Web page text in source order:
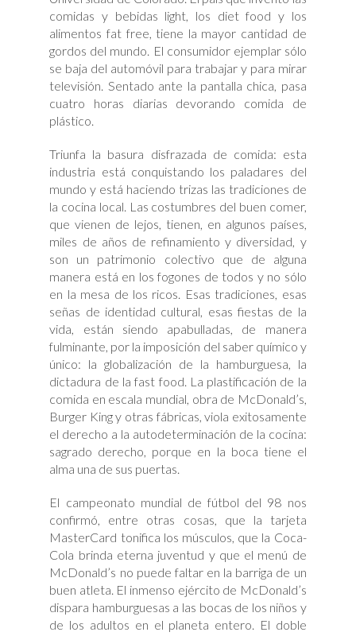
comidas y bebidas light, los diet food y los
alimentos fat free, tiene la mayor cantidad de
gordos del mundo. El consumidor ejemplar sólo
se baja del automóvil para trabajar y para mirar
televisión. Sentado ante la pantalla chica, pasa
cuatro horas diarias devorando comida de
plástico.
Triunfa la basura disfrazada de comida: esta
industria está conquistando los paladares del
mundo y está haciendo trizas las tradiciones de
la cocina local. Las costumbres del buen comer,
que vienen de lejos, tienen, en algunos países,
miles de años de refinamiento y diversidad, y
son un patrimonio colectivo que de alguna
manera está en los fogones de todos y no sólo
en la mesa de los ricos. Esas tradiciones, esas
señas de identidad cultural, esas fiestas de la
vida, están siendo apabulladas, de manera
fulminante, por la imposición del saber químico y
único: la globalización de la hamburguesa, la
dictadura de la fast food. La plastificación de la
comida en escala mundial, obra de McDonald’s,
Burger King y otras fábricas, viola exitosamente
el derecho a la autodeterminación de la cocina:
sagrado derecho, porque en la boca tiene el
alma una de sus puertas.
El campeonato mundial de fútbol del 98 nos
confirmó, entre otras cosas, que la tarjeta
MasterCard tonifica los músculos, que la Coca-
Cola brinda eterna juventud y que el menú de
McDonald’s no puede faltar en la barriga de un
buen atleta. El inmenso ejército de McDonald’s
dispara hamburguesas a las bocas de los niños y
de los adultos en el planeta entero. El doble